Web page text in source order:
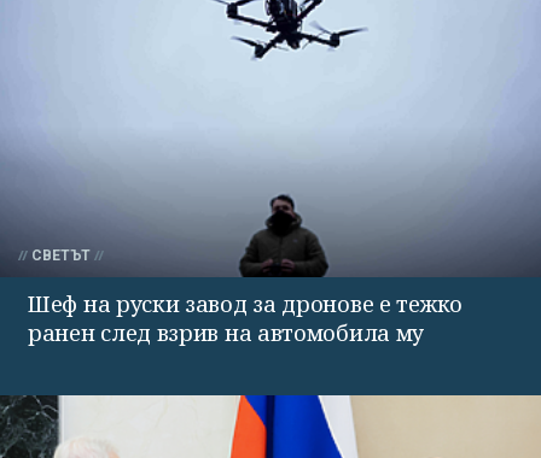
СВЕТЪТ
Шеф на руски завод за дронове е тежко
ранен след взрив на автомобила му